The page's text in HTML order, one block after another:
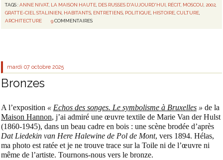
TAGS :ANNE NIVAT, LA MAISON HAUTE DES RUSSES D'AUJOURD'HUI RÉCIT, MOSCOU 2002
GRATTE-CIEL STALINIEN HABITANTS ENTRETIENS POLITIQUE HISTOIRE ,CULTURE
ARCHITECTURE
9 COMMENTAIRES
mardi 07 octobre 2025
Bronzes
A l’exposition « Echos des songes. Le symbolisme à Bruxelles » de la
Maison Hannon, j’ai admiré une œuvre textile de Marie Van der Hulst
(1860-1945), dans un beau cadre en bois : une scène brodée d’après
Dat Liedekin van Here Halewine de Pol de Mont, vers 1894. Hélas,
ma photo est ratée et je ne trouve trace sur la Toile ni de l’œuvre ni
même de l’artiste. Tournons-nous vers le bronze.